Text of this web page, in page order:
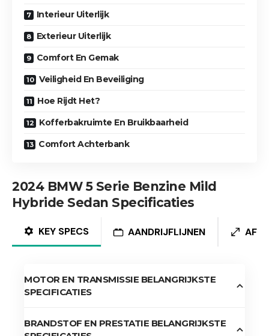
Interieur Uiterlijk
Exterieur Uiterlijk
Comfort En Gemak
Veiligheid En Beveiliging
Hoe Rijdt Het?
Kofferbakruimte En Bruikbaarheid
Comfort Achterbank
2024 BMW 5 Serie Benzine Mild
Hybride Sedan Specificaties
KEY SPECS AANDRIJFLIJNEN
MOTOR EN TRANSMISSIE BELANGRIJKSTE
SPECIFICATIES
BRANDSTOF EN PRESTATIE BELANGRIJKSTE